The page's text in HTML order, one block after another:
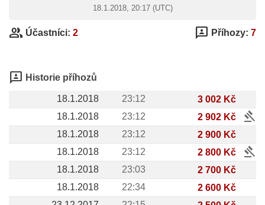
18.1.2018, 20:17 (UTC)
group Účastníci: 2 3p Příhozy: 7
3p Historie příhozů
18.1.2018 23:12
3 002 Kč
18.1.2018
23:12 2 902 Kč gavel
18.1.2018 23:12
2 900 Kč
18.1.2018
23:12 2 800 Kč gavel
18.1.2018 23:03
2 700 Kč
18.1.2018
22:34
2 600 Kč